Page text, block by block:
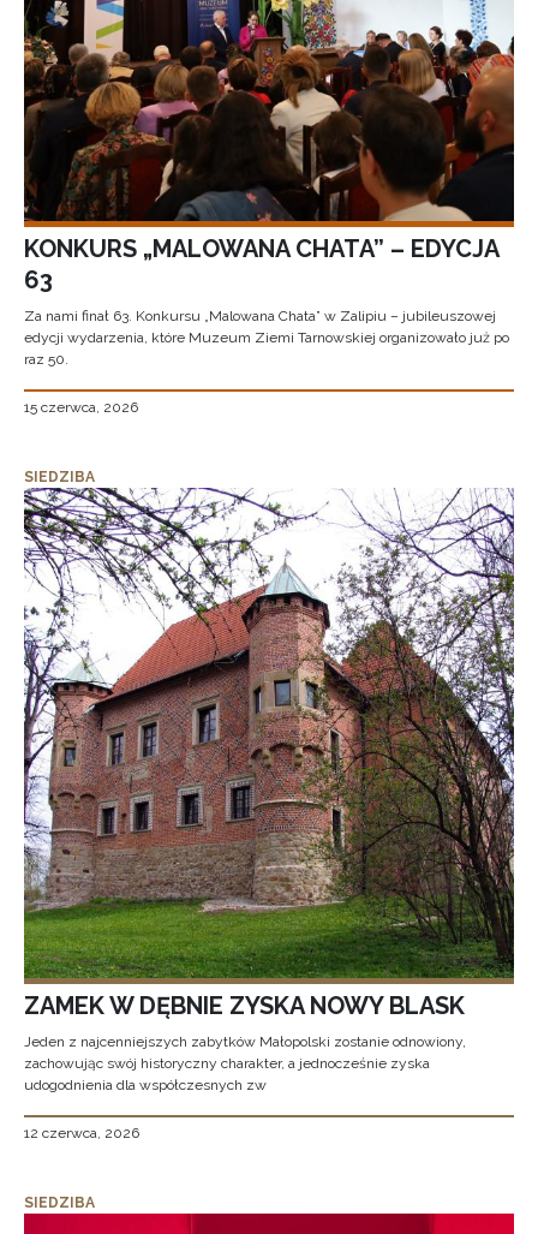
KONKURS „MALOWANA CHATA” – EDYCJA
63
Za nami finał 63. Konkursu „Malowana Chata” w Zalipiu – jubileuszowej
edycji wydarzenia, które Muzeum Ziemi Tarnowskiej organizowało już po
raz 50.
15 czerwca, 2026
SIEDZIBA
ZAMEK W DĘBNIE ZYSKA NOWY BLASK
Jeden z najcenniejszych zabytków Małopolski zostanie odnowiony,
zachowując swój historyczny charakter, a jednocześnie zyska
udogodnienia dla współczesnych zw
12 czerwca, 2026
SIEDZIBA